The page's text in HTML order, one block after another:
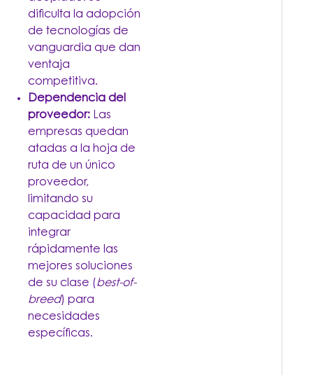
dificulta la adopción
de tecnologías de
vanguardia que dan
ventaja
competitiva.
Dependencia del
proveedor: Las
empresas quedan
atadas a la hoja de
ruta de un único
proveedor,
limitando su
capacidad para
integrar
rápidamente las
mejores soluciones
de su clase (best-of-
breed) para
necesidades
específicas.